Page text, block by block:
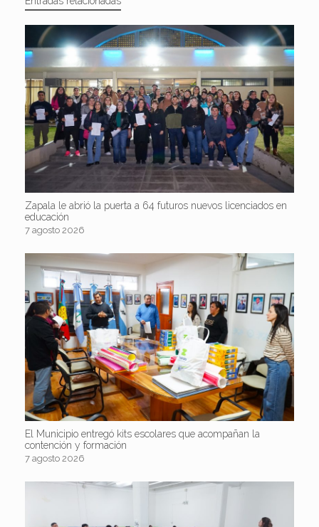
Zapala le abrió la puerta a 64 futuros nuevos licenciados en
educación
7 agosto 2026
El Municipio entregó kits escolares que acompañan la
contención y formación
7 agosto 2026